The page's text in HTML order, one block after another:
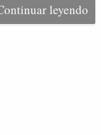
leyendo